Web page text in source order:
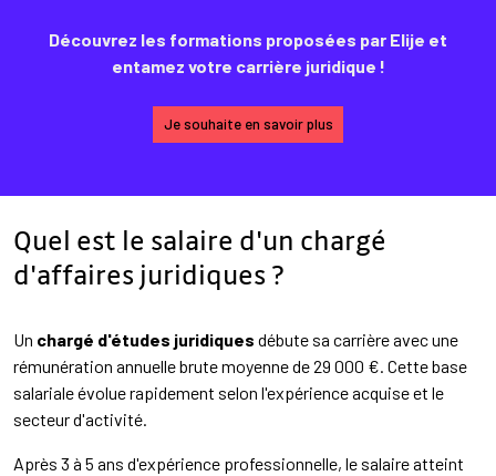
Découvrez les formations proposées par Elije et
entamez votre carrière juridique !
Je souhaite en savoir plus
Quel est le salaire d'un chargé
d'affaires juridiques ?
Un chargé d'études juridiques débute sa carrière avec une
rémunération annuelle brute moyenne de 29 000 €. Cette base
salariale évolue rapidement selon l'expérience acquise et le
secteur d'activité.
Après 3 à 5 ans d'expérience professionnelle, le salaire atteint